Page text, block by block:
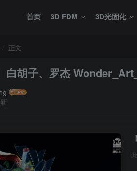
首页 3D FDM 3D光固化
正文
白胡子、罗杰